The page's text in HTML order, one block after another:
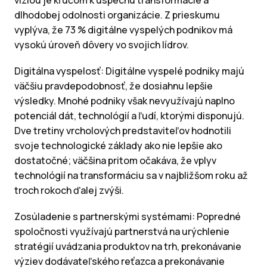
dlhodobej odolnosti organizácie. Z prieskumu
vyplýva, že 73 % digitálne vyspelých podnikov má
vysokú úroveň dôvery vo svojich lídrov.
Digitálna vyspelosť: Digitálne vyspelé podniky majú
väčšiu pravdepodobnosť, že dosiahnu lepšie
výsledky. Mnohé podniky však nevyužívajú naplno
potenciál dát, technológií a ľudí, ktorými disponujú.
Dve tretiny vrcholových predstaviteľov hodnotili
svoje technologické základy ako nie lepšie ako
dostatočné; väčšina pritom očakáva, že vplyv
technológií na transformáciu sa v najbližšom roku až
troch rokoch ďalej zvýši.
Zosúladenie s partnerskými systémami: Popredné
spoločnosti využívajú partnerstvá na urýchlenie
stratégií uvádzania produktov na trh, prekonávanie
výziev dodávateľského reťazca a prekonávanie